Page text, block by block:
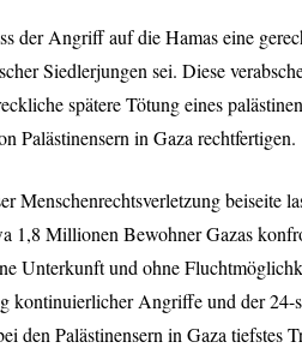
der Angriff auf die Hamas eine
Siedlerjungen sei. Diese
spätere Tötung eines
Palästinensern in Gaza rechtfertigen.
Menschenrechtsverletzung beiseite
1,8 Millionen Bewohner Gazas
Unterkunft und ohne
kontinuierlicher Angriffe und der 24-
den Palästinensern in Gaza tiefstes